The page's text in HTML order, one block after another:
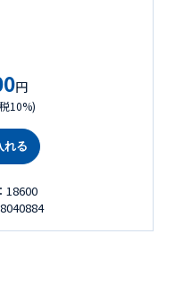
円
10%)
れる
18600